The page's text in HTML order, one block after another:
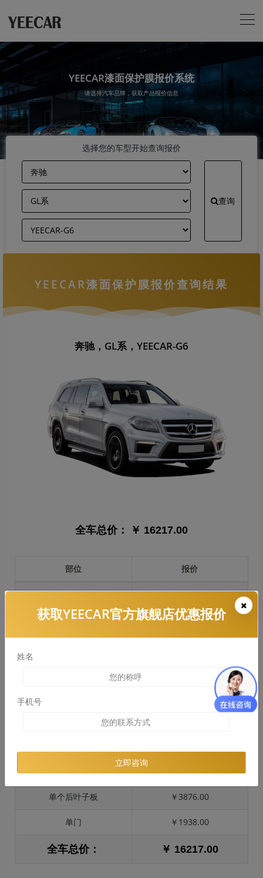
YEECAR漆面保护膜报价系统
请选择汽车品牌，获取产品报价信息
选择您的车型开始查询报价
查询
YEECAR漆面保护膜报价查询结果
奔驰，GL系，YEECAR-G6
全车总价： ￥ 16217.00
部位 报价
前保险杠 ￥3393.00
引擎盖 ￥3718.00
车顶 ￥1569.00
单个后叶子板 ￥3876.00
单门 ￥1938.00
全车总价： ￥ 16217.00
获取YEECAR官方旗舰店优惠报价
姓名
手机号
立即咨询